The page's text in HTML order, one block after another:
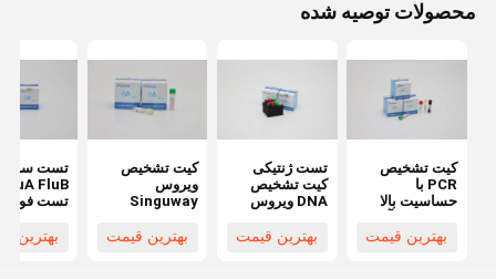
محصولات توصیه شده
کیت تشخیص
PCR با
حساسیت بالا
بتا دلتا گاما برای
آزمایشگاه با
بهترین قیمت
تست ژنتیکی
کیت تشخیص
DNA ویروس
ISO9001
ISO13485
بهترین قیمت
کیت تشخیص
ویروس
Singuway
فلورسنت کمی
برای آزمایش
بهترین قیمت
تست سریع
اسید
کیت های
بهترین